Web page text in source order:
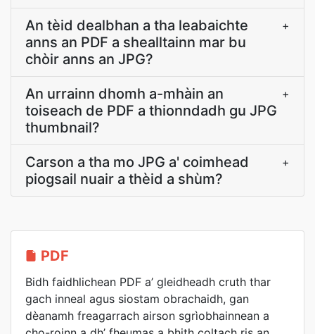
An tèid dealbhan a tha leabaichte
anns an PDF a shealltainn mar bu
chòir anns an JPG?
+
An urrainn dhomh a-mhàin an
toiseach de PDF a thionndadh gu JPG
thumbnail?
+
Carson a tha mo JPG a' coimhead
piogsail nuair a thèid a shùm?
+
PDF
Bidh faidhlichean PDF a’ gleidheadh cruth thar
gach inneal agus siostam obrachaidh, gan
dèanamh freagarrach airson sgrìobhainnean a